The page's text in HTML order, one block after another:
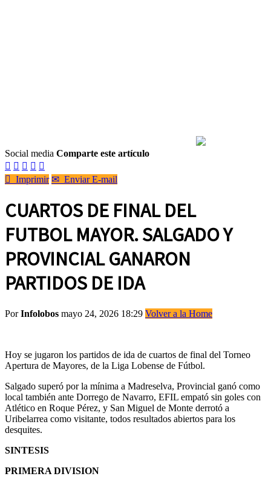
Social media Comparte este artículo
    
 Imprimir ✉ Enviar E-mail
CUARTOS DE FINAL DEL
FUTBOL MAYOR. SALGADO Y
PROVINCIAL GANARON
PARTIDOS DE IDA
PorInfolobos mayo 24, 2026 18:29 Volver a la Home
Hoy se jugaron los partidos de ida de cuartos de final del Torneo
Apertura de Mayores, de la Liga Lobense de Fútbol.
Salgado superó por la mínima a Madreselva, Provincial ganó como
local también ante Dorrego de Navarro, EFIL empató sin goles con
Atlético en Roque Pérez, y San Miguel de Monte derrotó a
Uribelarrea como visitante, todos resultados abiertos para los
desquites.
SINTESIS
PRIMERA DIVISION